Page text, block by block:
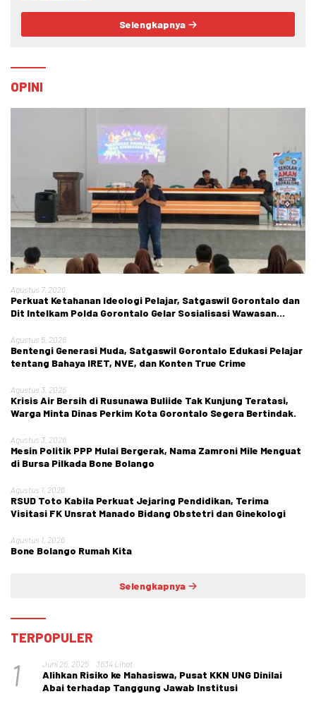
Selengkapnya
OPINI
Agustus 7, 2026
Perkuat Ketahanan Ideologi Pelajar, Satgaswil Gorontalo dan
Dit Intelkam Polda Gorontalo Gelar Sosialisasi Wawasan
Agustus 5, 2026
Bentengi Generasi Muda, Satgaswil Gorontalo Edukasi Pelajar
tentang Bahaya IRET, NVE, dan Konten True Crime
Agustus 3, 2026
Krisis Air Bersih di Rusunawa Buliide Tak Kunjung Teratasi,
Warga Minta Dinas Perkim Kota Gorontalo Segera Bertindak.
Agustus 3, 2026
Mesin Politik PPP Mulai Bergerak, Nama Zamroni Mile Menguat
di Bursa Pilkada Bone Bolango
Agustus 1, 2026
RSUD Toto Kabila Perkuat Jejaring Pendidikan, Terima
Visitasi FK Unsrat Manado Bidang Obstetri dan Ginekologi
Agustus 1, 2026
Bone Bolango Rumah Kita
Selengkapnya
TERPOPULER
1 Juni 26, 2025 3634 Lihat
Alihkan Risiko ke Mahasiswa, Pusat KKN UNG Dinilai
Abai terhadap Tanggung Jawab Institusi